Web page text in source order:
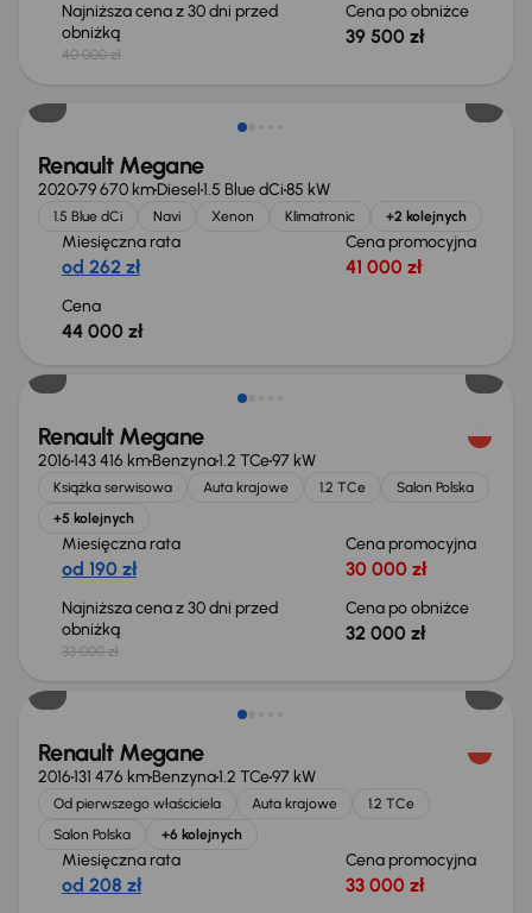
Najniższa cena z 30 dni przed
obniżką
40 000 zł
Cena po obniżce
39 500 zł
Renault Megane
202079 670 kmDiesel1.5 Blue dCi85 kW
1.5 Blue dCi Navi Xenon Klimatronic +2 kolejnych
Miesięczna rata
od 262 zł
Cena promocyjna
41 000 zł
Cena
44 000 zł
Renault Megane
2016143 416 kmBenzyna1.2 TCe97 kW
Książka serwisowa Auta krajowe 1.2 TCe
Salon Polska
+5 kolejnych
Miesięczna rata
od 190 zł
Cena promocyjna
30 000 zł
Najniższa cena z 30 dni przed
obniżką
33 000 zł
Cena po obniżce
32 000 zł
Świeżo skupione
Renault Megane
2016131 476 kmBenzyna1.2 TCe97 kW
Od pierwszego właściciela Auta krajowe
1.2 TCe
Salon Polska
+6 kolejnych
Miesięczna rata
od 208 zł
Cena promocyjna
33 000 zł